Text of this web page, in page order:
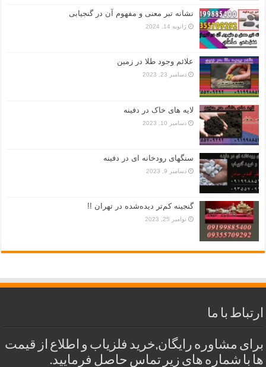
نشانه تبر معنی و مفهوم آن در گنجیابی
ژانویه 14, 2024
علائم وجود طلا در زمین
دسامبر 23, 2023
لایه های خاک در دفینه
دسامبر 10, 2023
سنگهای رودخانه ای در دفینه
دسامبر 9, 2023
گنجینه کم‌تر دیده‌شده در تهران !!
نوامبر 25, 2023
ارتباط با ما
برای مشاوره رایگان,خرید فلزیاب و اطلاع از قیمت
ها با شماره های زیر تماس حاصل فرمایید.